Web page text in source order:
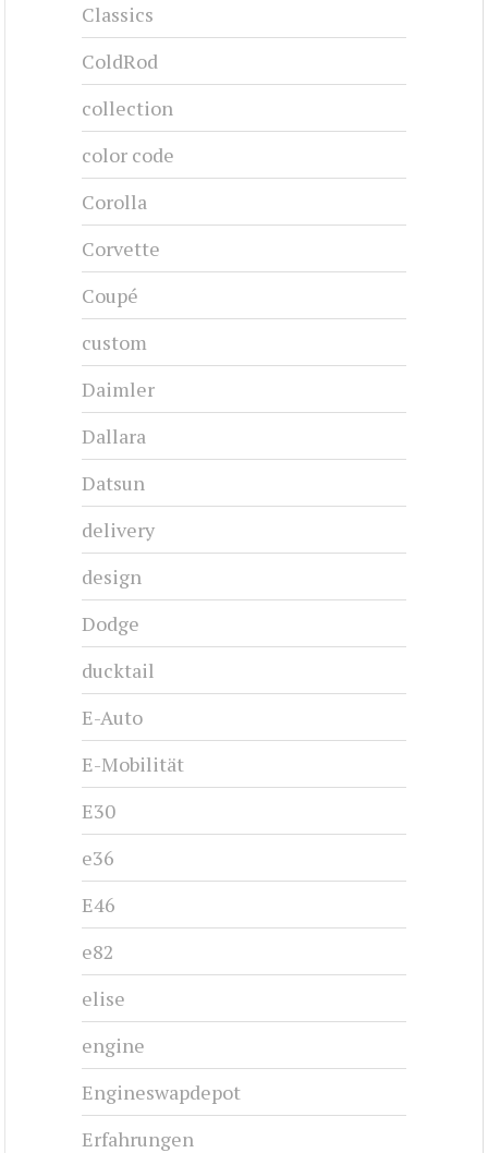
Classics
ColdRod
collection
color code
Corolla
Corvette
Coupé
custom
Daimler
Dallara
Datsun
delivery
design
Dodge
ducktail
E-Auto
E-Mobilität
E30
e36
E46
e82
elise
engine
Engineswapdepot
Erfahrungen